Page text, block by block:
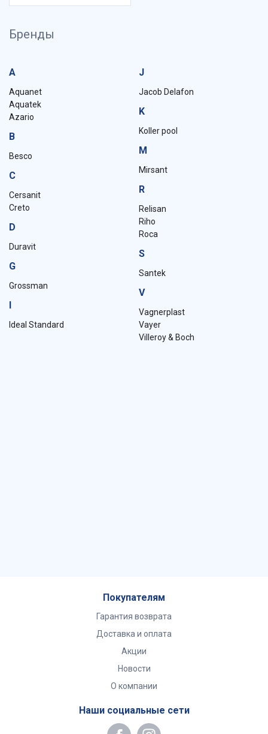
Бренды
A
Aquanet
Aquatek
Azario
B
Besco
C
Cersanit
Creto
D
Duravit
G
Grossman
I
Ideal Standard
J
Jacob Delafon
K
Koller pool
M
Mirsant
R
Relisan
Riho
Roca
S
Santek
V
Vagnerplast
Vayer
Villeroy & Boch
Покупателям
Гарантия возврата
Доставка и оплата
Акции
Новости
О компании
Наши социальные сети